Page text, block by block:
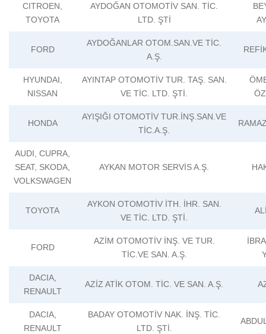
CITROEN,
TOYOTA
AYDOĞAN OTOMOTİV SAN. TİC.
LTD. ŞTİ
FORD
AYDOĞANLAR OTOM.SAN.VE TİC.
A.Ş.
HYUNDAI,
NISSAN
AYINTAP OTOMOTİV TUR. TAŞ. SAN.
VE TİC. LTD. ŞTİ.
HONDA
AYIŞIĞI OTOMOTİV TUR.İNŞ.SAN.VE
TİC.A.Ş.
AUDI, CUPRA,
SEAT, SKODA,
VOLKSWAGEN
AYKAN MOTOR SERVİS A.Ş.
TOYOTA
AYKON OTOMOTİV İTH. İHR. SAN.
VE TİC. LTD. ŞTİ.
FORD
AZİM OTOMOTİV İNŞ. VE TUR.
TİC.VE SAN. A.Ş.
DACIA,
RENAULT
AZİZ ATİK OTOM. TİC. VE SAN. A.Ş.
DACIA,
RENAULT
BADAY OTOMOTİV NAK. İNŞ. TİC.
LTD. ŞTİ.